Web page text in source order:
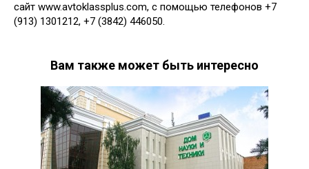
сайт www.avtoklassplus.com, с помощью телефонов +7
(913) 1301212, +7 (3842) 446050.
Вам также может быть интересно